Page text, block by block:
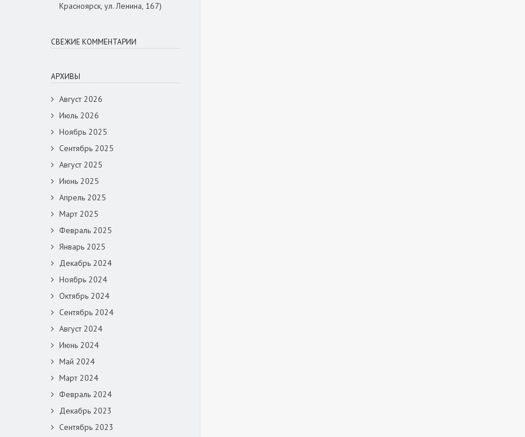
Красноярск, ул. Ленина, 167)
СВЕЖИЕ КОММЕНТАРИИ
АРХИВЫ
Август 2026
Июль 2026
Ноябрь 2025
Сентябрь 2025
Август 2025
Июнь 2025
Апрель 2025
Март 2025
Февраль 2025
Январь 2025
Декабрь 2024
Ноябрь 2024
Октябрь 2024
Сентябрь 2024
Август 2024
Июнь 2024
Май 2024
Март 2024
Февраль 2024
Декабрь 2023
Сентябрь 2023